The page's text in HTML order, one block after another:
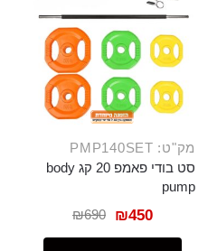
מק"ט: PMP140SET
סט בודי פאמפ 20 קג body
pump
₪690 ₪450